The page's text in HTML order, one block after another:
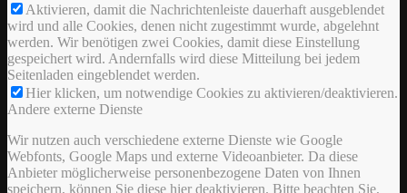
Aktivieren, damit die Nachrichtenleiste dauerhaft ausgeblendet
wird und alle Cookies, denen nicht zugestimmt wurde, abgelehnt
werden. Wir benötigen zwei Cookies, damit diese Einstellung
gespeichert wird. Andernfalls wird diese Mitteilung bei jedem
Seitenladen eingeblendet werden.
Hier klicken, um notwendige Cookies zu aktivieren/deaktivieren.
Andere externe Dienste
Wir nutzen auch verschiedene externe Dienste wie Google
Webfonts, Google Maps und externe Videoanbieter. Da diese
Anbieter möglicherweise personenbezogene Daten von Ihnen
speichern, können Sie diese hier deaktivieren. Bitte beachten Sie,